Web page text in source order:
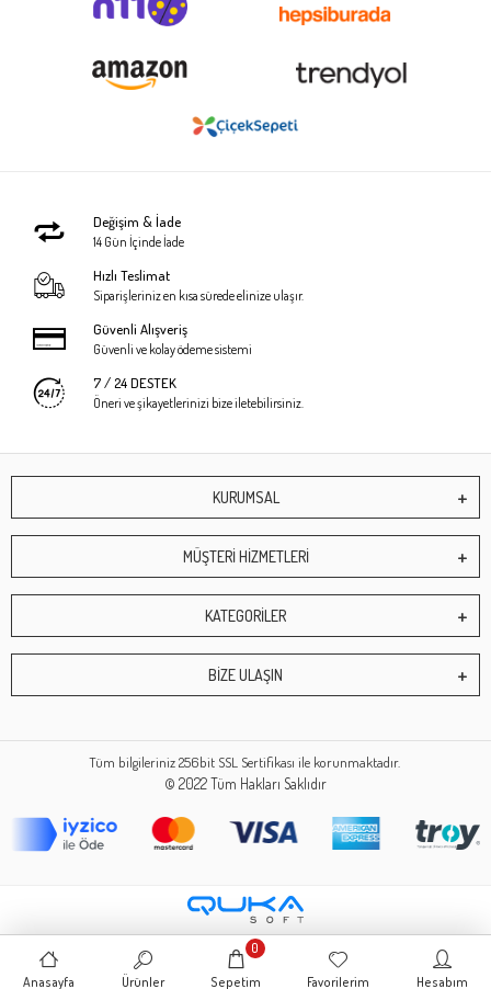
Değişim & İade
14 Gün İçinde İade
Hızlı Teslimat
Siparişleriniz en kısa sürede elinize ulaşır.
Güvenli Alışveriş
Güvenli ve kolay ödeme sistemi
7 / 24 DESTEK
Öneri ve şikayetlerinizi bize iletebilirsiniz.
KURUMSAL
MÜŞTERİ HİZMETLERİ
KATEGORİLER
BİZE ULAŞIN
Tüm bilgileriniz 256bit SSL Sertifikası ile korunmaktadır.
© 2022Tüm Hakları Saklıdır
Anasayfa Ürünler Sepetim
0
Favorilerim Hesabım